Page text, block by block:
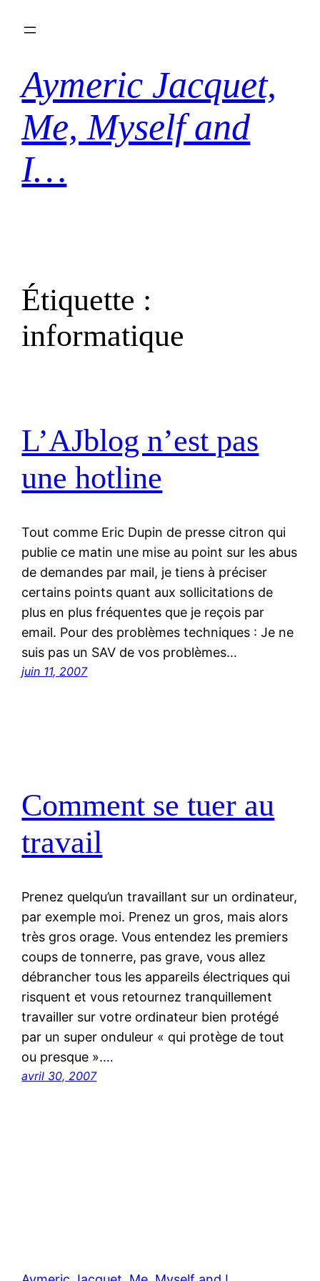
Aymeric Jacquet,
Me, Myself and
I…
Étiquette :
informatique
L’AJblog n’est pas
une hotline
Tout comme Eric Dupin de presse citron qui
publie ce matin une mise au point sur les abus
de demandes par mail, je tiens à préciser
certains points quant aux sollicitations de
plus en plus fréquentes que je reçois par
email. Pour des problèmes techniques : Je ne
suis pas un SAV de vos problèmes…
juin 11, 2007
Comment se tuer au
travail
Prenez quelqu’un travaillant sur un ordinateur,
par exemple moi. Prenez un gros, mais alors
très gros orage. Vous entendez les premiers
coups de tonnerre, pas grave, vous allez
débrancher tous les appareils électriques qui
risquent et vous retournez tranquillement
travailler sur votre ordinateur bien protégé
par un super onduleur « qui protège de tout
ou presque ».…
avril 30, 2007